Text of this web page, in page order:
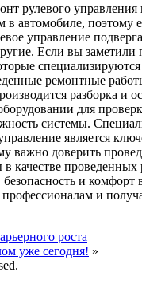
рулевого
в автомобиле,
управление
Если вы
ремонтные
разборка и
для
системы.
является
важно доверить
качестве
и
и
роста
уже сегодня! »